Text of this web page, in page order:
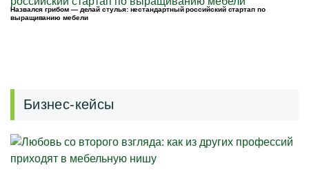
Назвался грибом — делай стулья: нестандартный российский стартап по
выращиванию мебели
Бизнес-кейсы